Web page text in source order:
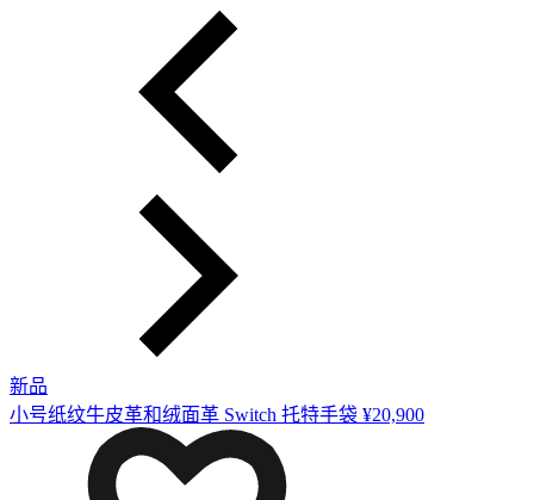
新品
小号纸纹牛皮革和绒面革 Switch 托特手袋 ¥20,900